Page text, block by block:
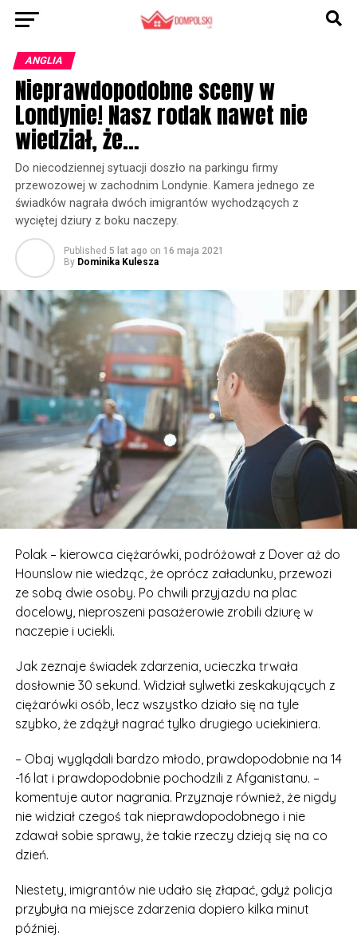
ANGLIA
Nieprawdopodobne sceny w
Londynie! Nasz rodak nawet nie
wiedział, że…
Do niecodziennej sytuacji doszło na parkingu firmy
przewozowej w zachodnim Londynie. Kamera jednego ze
świadków nagrała dwóch imigrantów wychodzących z
wyciętej dziury z boku naczepy.
Published 5 lat ago on 16 maja 2021
By Dominika Kulesza
Polak – kierowca ciężarówki, podróżował z Dover aż do
Hounslow nie wiedząc, że oprócz załadunku, przewozi
ze sobą dwie osoby. Po chwili przyjazdu na plac
docelowy, nieproszeni pasażerowie zrobili dziurę w
naczepie i uciekli.
Jak zeznaje świadek zdarzenia, ucieczka trwała
dosłownie 30 sekund. Widział sylwetki zeskakujących z
ciężarówki osób, lecz wszystko działo się na tyle
szybko, że zdążył nagrać tylko drugiego uciekiniera.
– Obaj wyglądali bardzo młodo, prawdopodobnie na 14
-16 lat i prawdopodobnie pochodzili z Afganistanu. –
komentuje autor nagrania. Przyznaje również, że nigdy
nie widział czegoś tak nieprawdopodobnego i nie
zdawał sobie sprawy, że takie rzeczy dzieją się na co
dzień.
Niestety, imigrantów nie udało się złapać, gdyż policja
przybyła na miejsce zdarzenia dopiero kilka minut
później.